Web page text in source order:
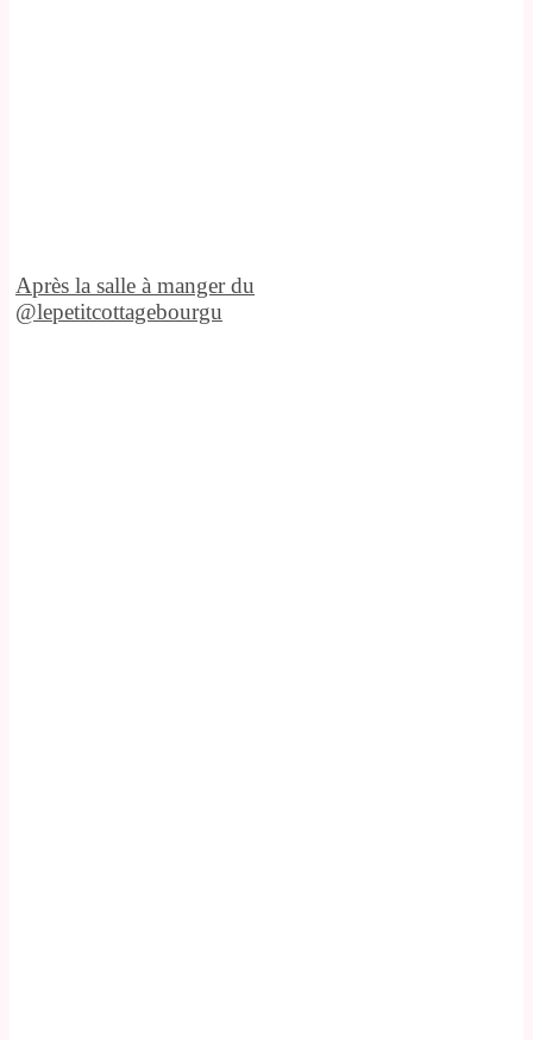
Après la salle à manger du
@lepetitcottagebourgu